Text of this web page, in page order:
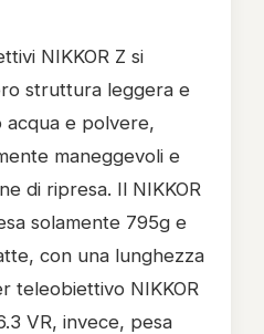
NIKKOR Z si
struttura leggera e
e polvere,
maneggevoli e
di ripresa. Il NIKKOR
solamente 795g e
con una lunghezza
teleobiettivo NIKKOR
VR, invece, pesa